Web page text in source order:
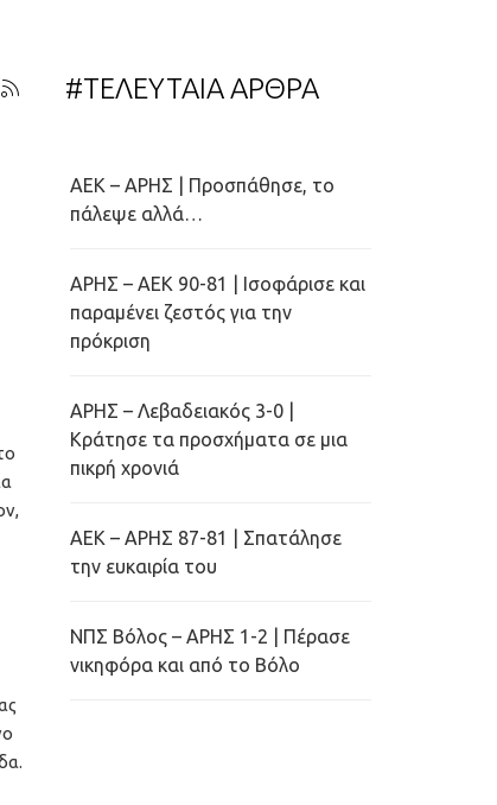
#ΤΕΛΕΥΤΑΙΑ ΑΡΘΡΑ
ΑΕΚ – ΑΡΗΣ | Προσπάθησε, το
πάλεψε αλλά…
ΑΡΗΣ – ΑΕΚ 90-81 | Ισοφάρισε και
παραμένει ζεστός για την
πρόκριση
ΑΡΗΣ – Λεβαδειακός 3-0 |
Κράτησε τα προσχήματα σε μια
πικρή χρονιά
ΑΕΚ – ΑΡΗΣ 87-81 | Σπατάλησε
την ευκαιρία του
ΝΠΣ Βόλος – ΑΡΗΣ 1-2 | Πέρασε
νικηφόρα και από το Βόλο